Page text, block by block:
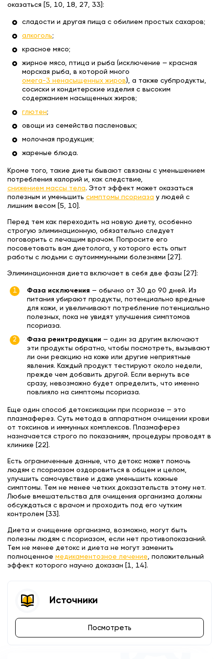
оказаться [5, 10, 18, 27, 33]:
сладости и другая пища с обилием простых сахаров;
алкоголь;
красное мясо;
жирное мясо, птица и рыба (исключение — красная
морская рыба, в которой много
омега-3 ненасыщенных жиров), а также субпродукты,
сосиски и кондитерские изделия с высоким
содержанием насыщенных жиров;
глютен;
овощи из семейства пасленовых;
молочная продукция;
жареные блюда.
Кроме того, такие диеты бывают связаны с уменьшением
потребления калорий и, как следствие,
снижением массы тела. Этот эффект может оказаться
полезным и уменьшить симптомы псориаза у людей с
лишним весом [5, 10].
Перед тем как переходить на новую диету, особенно
строгую элиминационную, обязательно следует
поговорить с лечащим врачом. Попросите его
посоветовать вам диетолога, у которого есть опыт
работы с людьми с аутоиммунными болезнями [27].
Элиминационная диета включает в себя две фазы [27]:
Фаза исключения — обычно от 30 до 90 дней. Из
питания убирают продукты, потенциально вредные
для кожи, и увеличивают потребление потенциально
полезных, пока не увидят улучшения симптомов
псориаза.
Фаза реинтродукции — один за другим включают
эти продукты обратно, чтобы посмотреть, вызывают
ли они реакцию на коже или другие неприятные
явления. Каждый продукт тестируют около недели,
прежде чем добавить другой. Если вернуть все
сразу, невозможно будет определить, что именно
повлияло на симптомы псориаза.
Еще один способ детоксикации при псориазе — это
плазмаферез. Суть метода в аппаратном очищении крови
от токсинов и иммунных комплексов. Плазмаферез
назначается строго по показаниям, процедуры проводят в
клинике [22].
Есть ограниченные данные, что детокс может помочь
людям с псориазом оздоровиться в общем и целом,
улучшить самочувствие и даже уменьшить кожные
симптомы. Тем не менее четких доказательств этому нет.
Любые вмешательства для очищения организма должны
обсуждаться с врачом и проходить под его чутким
контролем [33].
Диета и очищение организма, возможно, могут быть
полезны людям с псориазом, если нет противопоказаний.
Тем не менее детокс и диета не могут заменить
полноценное медикаментозное лечение , положительный
эффект которого научно доказан [1, 14].
Источники
Посмотреть